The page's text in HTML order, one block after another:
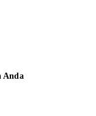
Anda